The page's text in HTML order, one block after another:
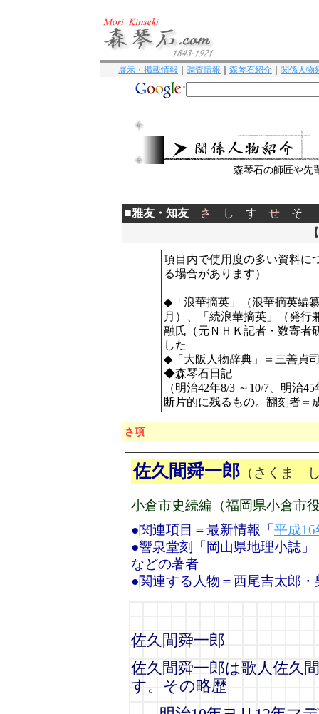
展示・掲載情報 調査情報 森琴石紹介 関係人物
森琴石の師匠や先
■雅友・知友 さ し す せ そ
項目内で使用度の多い資料に
る場合があります）
◆「浪華摘英」（浪華摘英編
月）、「続浪華摘英」（発行
融氏（元ＮＨＫ記者・数寄者
した
◆「大阪人物辞典」＝三善貞
◆森琴石日記
（明治42年8/3 ～10/7、明治
断片的に残るもの。翻刻者＝
さ項
佐久間舜一郎 （さくま
小倉市史続編（福岡県小倉市
●関連項目＝最新情報「 平成16
●響泉堂刻「岡山県地理小誌
などの著者
●関連する人物＝西尾吉太郎・
佐久間舜一郎
佐久間舜一郎は歌人佐久
す。その略歴